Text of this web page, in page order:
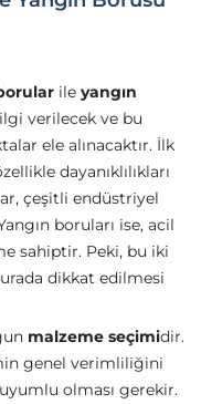
ile yangın
verilecek ve bu
ele alınacaktır. İlk
dayanıklılıkları
çeşitli endüstriyel
boruları ise, acil
sahiptir. Peki, bu iki
dikkat edilmesi
malzeme seçimidir.
genel verimliliğini
olması gerekir.